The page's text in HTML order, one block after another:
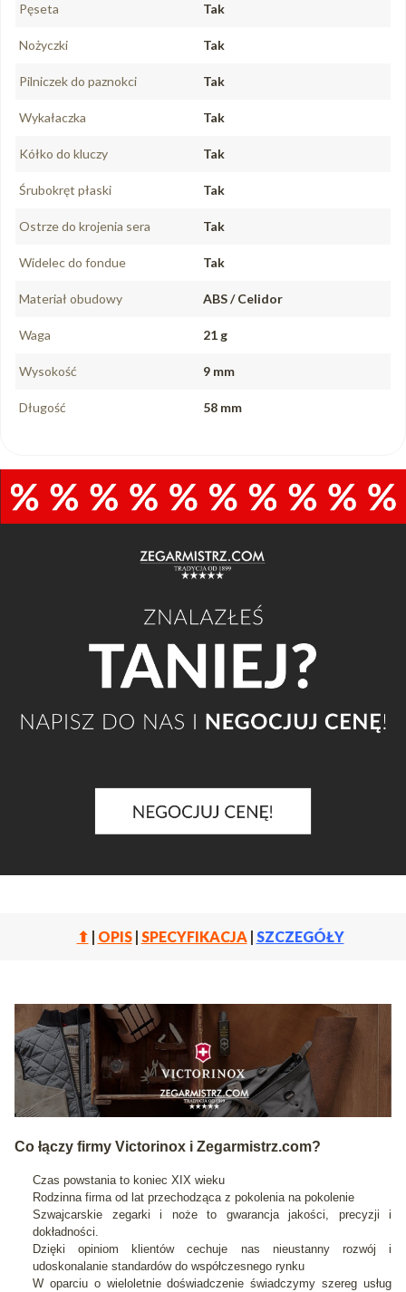
Pęseta Tak
Nożyczki Tak
Pilniczek do paznokci Tak
Wykałaczka Tak
Kółko do kluczy Tak
Śrubokręt płaski Tak
Ostrze do krojenia sera Tak
Widelec do fondue Tak
Materiał obudowy ABS / Celidor
Waga 21 g
Wysokość 9 mm
Długość 58 mm
⬆ | OPIS| SPECYFIKACJA| SZCZEGÓŁY
Co łączy firmy Victorinox i Zegarmistrz.com?
Czas powstania to koniec XIX wieku
Rodzinna firma od lat przechodząca z pokolenia na pokolenie
Szwajcarskie zegarki i noże to gwarancja jakości, precyzji i
dokładności.
Dzięki opiniom klientów cechuje nas nieustanny rozwój i
udoskonalanie standardów do współczesnego rynku
W oparciu o wieloletnie doświadczenie świadczymy szereg usług